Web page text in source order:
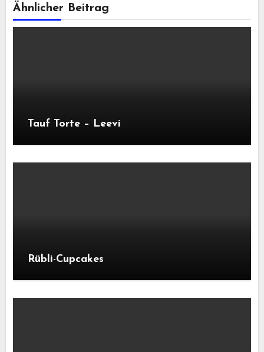
Ähnlicher Beitrag
Tauf Torte – Leevi
Rübli-Cupcakes